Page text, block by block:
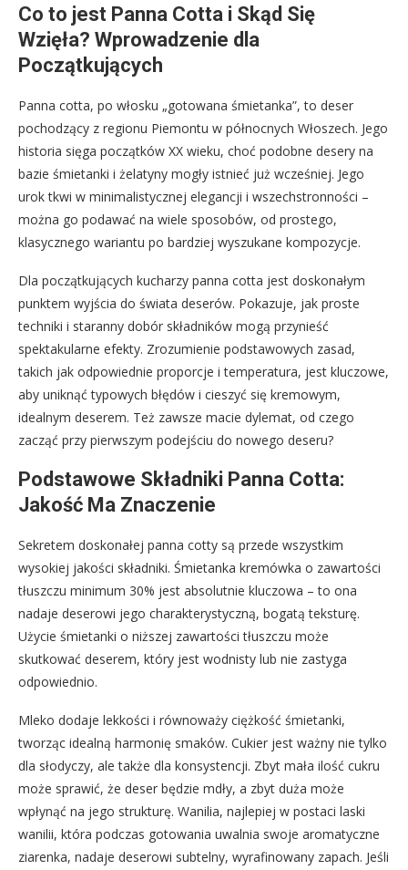
Co to jest Panna Cotta i Skąd Się
Wzięła? Wprowadzenie dla
Początkujących
Panna cotta, po włosku „gotowana śmietanka”, to deser
pochodzący z regionu Piemontu w północnych Włoszech. Jego
historia sięga początków XX wieku, choć podobne desery na
bazie śmietanki i żelatyny mogły istnieć już wcześniej. Jego
urok tkwi w minimalistycznej elegancji i wszechstronności –
można go podawać na wiele sposobów, od prostego,
klasycznego wariantu po bardziej wyszukane kompozycje.
Dla początkujących kucharzy panna cotta jest doskonałym
punktem wyjścia do świata deserów. Pokazuje, jak proste
techniki i staranny dobór składników mogą przynieść
spektakularne efekty. Zrozumienie podstawowych zasad,
takich jak odpowiednie proporcje i temperatura, jest kluczowe,
aby uniknąć typowych błędów i cieszyć się kremowym,
idealnym deserem. Też zawsze macie dylemat, od czego
zacząć przy pierwszym podejściu do nowego deseru?
Podstawowe Składniki Panna Cotta:
Jakość Ma Znaczenie
Sekretem doskonałej panna cotty są przede wszystkim
wysokiej jakości składniki. Śmietanka kremówka o zawartości
tłuszczu minimum 30% jest absolutnie kluczowa – to ona
nadaje deserowi jego charakterystyczną, bogatą teksturę.
Użycie śmietanki o niższej zawartości tłuszczu może
skutkować deserem, który jest wodnisty lub nie zastyga
odpowiednio.
Mleko dodaje lekkości i równoważy ciężkość śmietanki,
tworząc idealną harmonię smaków. Cukier jest ważny nie tylko
dla słodyczy, ale także dla konsystencji. Zbyt mała ilość cukru
może sprawić, że deser będzie mdły, a zbyt duża może
wpłynąć na jego strukturę. Wanilia, najlepiej w postaci laski
wanilii, która podczas gotowania uwalnia swoje aromatyczne
ziarenka, nadaje deserowi subtelny, wyrafinowany zapach. Jeśli